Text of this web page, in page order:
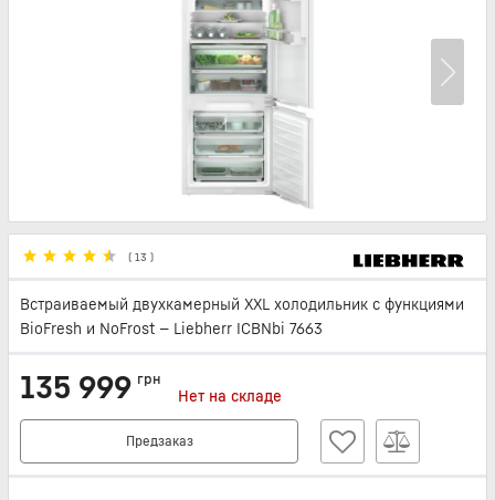
( 13 )
Встраиваемый двухкамерный XXL холодильник с функциями
BioFresh и NoFrost — Liebherr ICBNbi 7663
135 999 грн
Нет на складе
Предзаказ